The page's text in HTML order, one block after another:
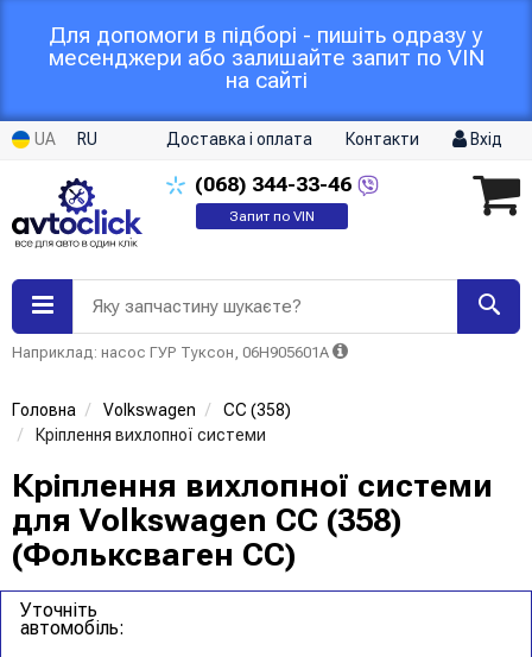
Для допомоги в підборі - пишіть одразу у
месенджери або залишайте запит по VIN
на сайті
UA RU Доставка і оплата Контакти Вхід
(068) 344-33-46
Запит по VIN
Яку запчастину шукаєте?
Наприклад: насос ГУР Туксон, 06H905601A
Головна Volkswagen
CC (358)
Кріплення вихлопної системи
Кріплення вихлопної системи
для Volkswagen CC (358)
(Фольксваген CC)
Уточніть
автомобіль: